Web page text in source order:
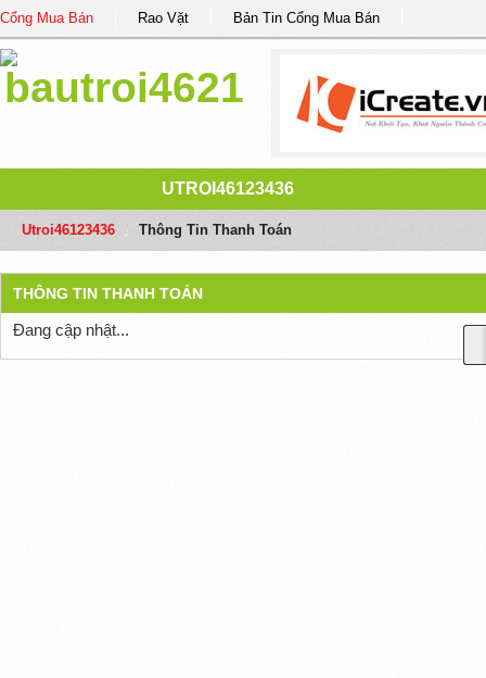
Cổng Mua Bán Rao Vặt Bản Tin Cổng Mua Bán
UTROI46123436
Utroi46123436 Thông Tin Thanh Toán
THÔNG TIN THANH TOÁN
Đang cập nhật...